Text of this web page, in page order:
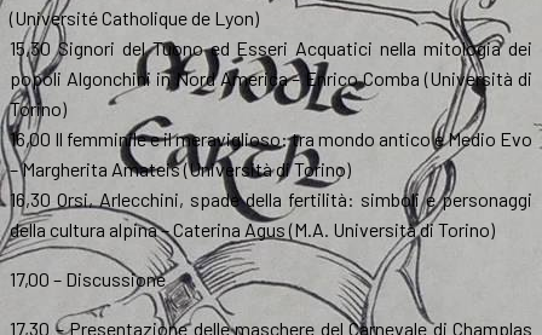
(Université Catholique de Lyon)
15,30 Signori del Tuono ed Esseri Acquatici nella mitologia dei
popoli Algonchini in Nord America – Enrico Comba (Università di
Torino)
16,00 Il femminile e il meraviglioso: tra mondo antico e Medio Evo
– Margherita Amateis (Università di Torino)
16,30 Orsi, Arlecchini, spade della fertilità: simboli e personaggi
della cultura alpina – Caterina Agus (M.A. Università di Torino)
17,00 – Discussione
17,30 – Presentazione delle maschere del Carnevale di Champlas